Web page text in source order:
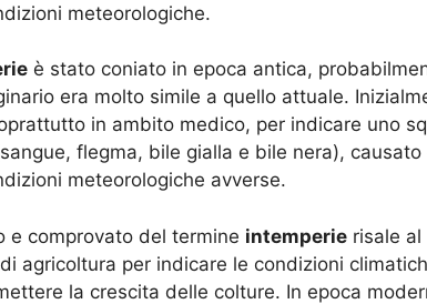
meteorologiche.
è stato coniato in epoca antica,
era molto simile a quello attuale.
in ambito medico, per indicare uno
flegma, bile gialla e bile nera),
meteorologiche avverse.
e comprovato del termine intemperie risale
agricoltura per indicare le condizioni
la crescita delle colture. In epoca